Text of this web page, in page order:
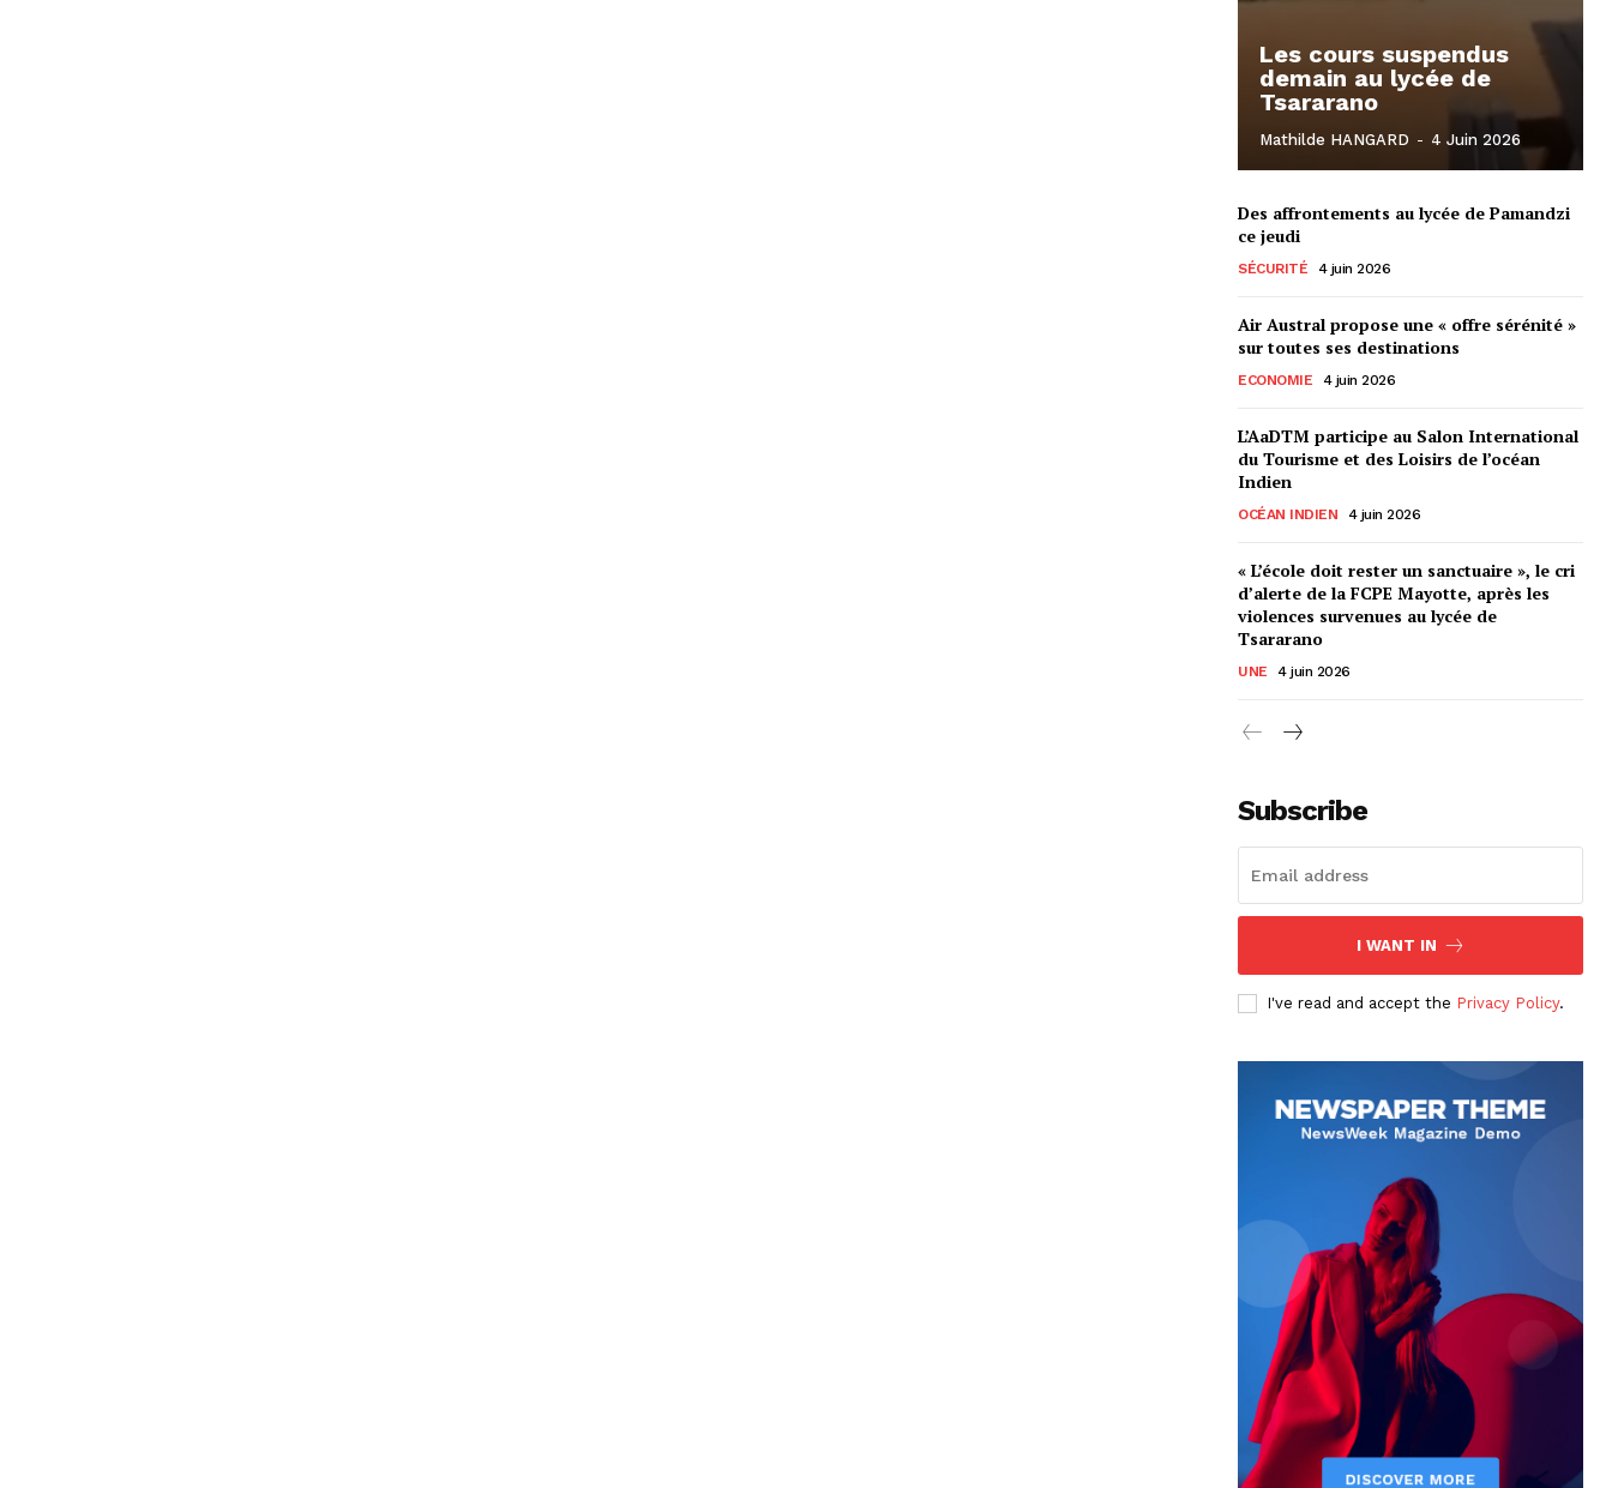
Les cours suspendus
demain au lycée de
Tsararano
Mathilde HANGARD - 4 Juin 2026
Des affrontements au lycée de Pamandzi
ce jeudi
SÉCURITÉ 4 juin 2026
Air Austral propose une « offre sérénité »
sur toutes ses destinations
ECONOMIE 4 juin 2026
L’AaDTM participe au Salon International
du Tourisme et des Loisirs de l’océan
Indien
OCÉAN INDIEN 4 juin 2026
« L’école doit rester un sanctuaire », le cri
d’alerte de la FCPE Mayotte, après les
violences survenues au lycée de
Tsararano
UNE 4 juin 2026
Subscribe
I WANT IN
I've read and accept the Privacy Policy.